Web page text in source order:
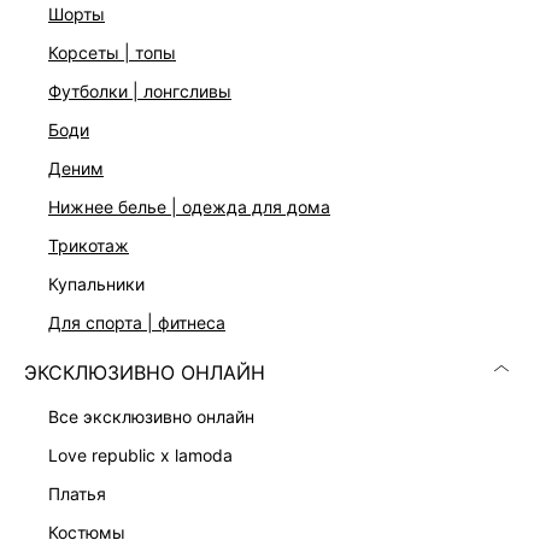
шорты
корсеты | топы
футболки | лонгсливы
боди
деним
нижнее белье | одежда для дома
трикотаж
купальники
для спорта | фитнеса
ЭКСКЛЮЗИВНО ОНЛАЙН
все эксклюзивно онлайн
love republic x lamoda
платья
костюмы
Длинные рукава
Три цвета: молочный, шоколадный и серый меланж
На модели размер 44. Крой модели соответствует
стандартному размеру.
ДОСТАВКА И ВОЗВРАТ
Подробные условия доставки и возврата
Скачать
в AppStore
КАТАЛОГ